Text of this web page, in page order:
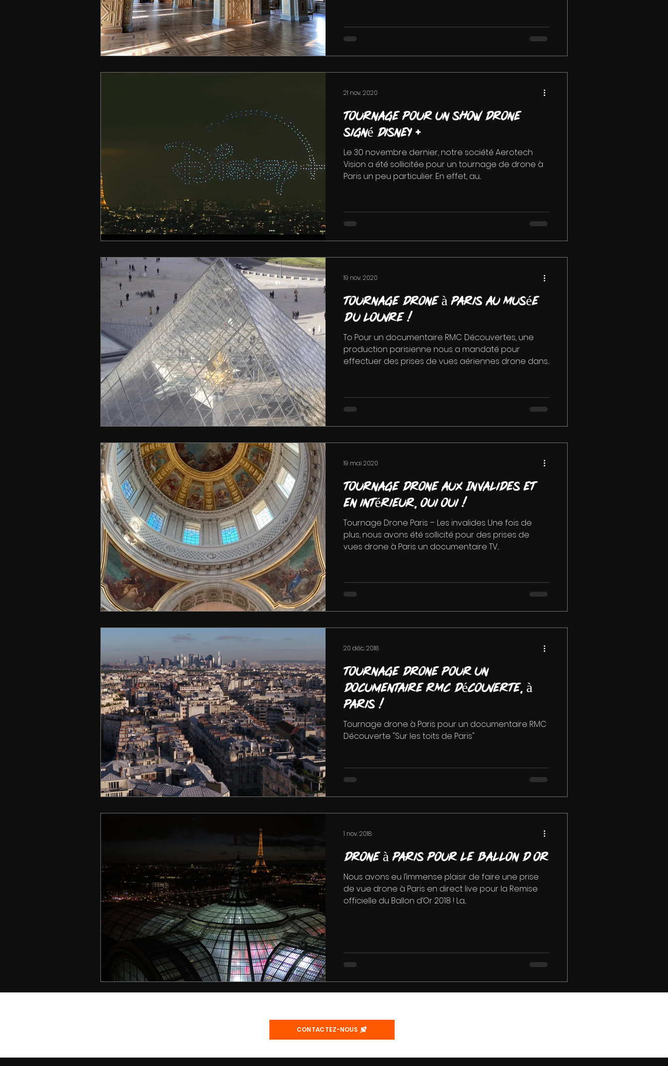
Tournage pour un show drone
signé Disney +
Le 30 novembre dernier, notre société Aerotech
Vision a été sollicitée pour un tournage de drone à
Paris un peu particulier. En effet, au...
21 nov. 2020
Tournage drone à Paris au Musée
du Louvre !
To Pour un documentaire RMC Découvertes, une
production parisienne nous a mandaté pour
effectuer des prises de vues aériennes drone dans...
19 nov. 2020
Tournage drone aux Invalides et
en intérieur, oui oui !
Tournage Drone Paris – Les invalides Une fois de
plus, nous avons été sollicité pour des prises de
vues drone à Paris un documentaire TV...
19 mai 2020
Tournage drone pour un
documentaire RMC Découverte, à
Paris !
Tournage drone à Paris pour un documentaire RMC
Découverte "Sur les toits de Paris"
20 déc. 2018
Drone à Paris pour le Ballon d Or
Nous avons eu l’immense plaisir de faire une prise
de vue drone à Paris en direct live pour la Remise
officielle du Ballon d’Or 2018 ! La...
1 nov. 2018
CONTACTEZ-NOUS